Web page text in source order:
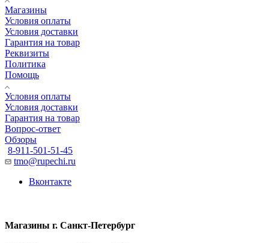
Магазины
Условия оплаты
Условия доставки
Гарантия на товар
Реквизиты
Политика
Помощь
Условия оплаты
Условия доставки
Гарантия на товар
Вопрос-ответ
Обзоры
8-911-501-51-45
tmo@rupechi.ru
Вконтакте
Магазины г. Санкт-Петербург